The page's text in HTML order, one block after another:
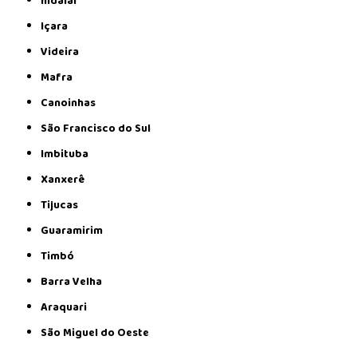
Içara
Videira
Mafra
Canoinhas
São Francisco do Sul
Imbituba
Xanxerê
Tijucas
Guaramirim
Timbó
Barra Velha
Araquari
São Miguel do Oeste